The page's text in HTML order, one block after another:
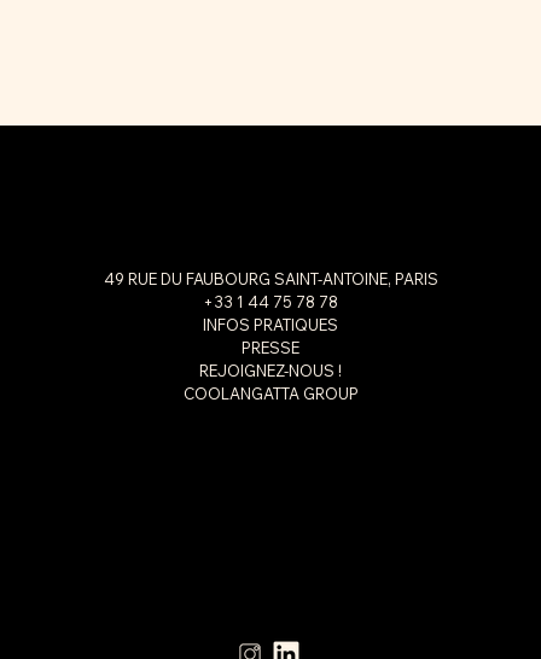
49 RUE DU FAUBOURG SAINT-ANTOINE, PARIS
+33 1 44 75 78 78
INFOS PRATIQUES
PRESSE
REJOIGNEZ-NOUS !
COOLANGATTA GROUP